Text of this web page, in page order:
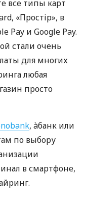
все типы карт
«Простір», в
Pay и Google Pay.
стали очень
для многих
любая
просто
, àбанк или
по выбору
в смартфоне,